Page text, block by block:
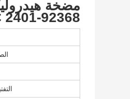
2401-92368